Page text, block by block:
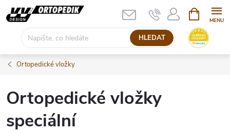
Přejít
na
HLEDAT
NÁKUPNÍ
KOŠÍK
Ortopedické vložky
Ortopedické vložky
speciální